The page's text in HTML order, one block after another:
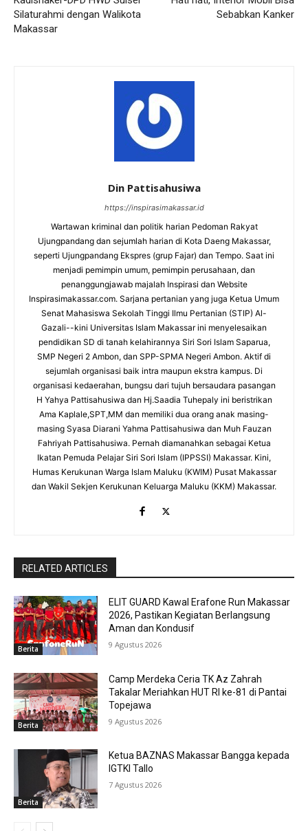
Silaturahmi dengan Walikota
Makassar
Sebabkan Kanker
Din Pattisahusiwa
https://inspirasimakassar.id
Wartawan kriminal dan politik harian Pedoman Rakyat
Ujungpandang dan sejumlah harian di Kota Daeng Makassar,
seperti Ujungpandang Ekspres (grup Fajar) dan Tempo. Saat ini
menjadi pemimpin umum, pemimpin perusahaan, dan
penanggungjawab majalah Inspirasi dan Website
Inspirasimakassar.com. Sarjana pertanian yang juga Ketua Umum
Senat Mahasiswa Sekolah Tinggi Ilmu Pertanian (STIP) Al-
Gazali--kini Universitas Islam Makassar ini menyelesaikan
pendidikan SD di tanah kelahirannya Siri Sori Islam Saparua,
SMP Negeri 2 Ambon, dan SPP-SPMA Negeri Ambon. Aktif di
sejumlah organisasi baik intra maupun ekstra kampus. Di
organisasi kedaerahan, bungsu dari tujuh bersaudara pasangan
H Yahya Pattisahusiwa dan Hj.Saadia Tuhepaly ini beristrikan
Ama Kaplale,SPT,MM dan memiliki dua orang anak masing-
masing Syasa Diarani Yahma Pattisahusiwa dan Muh Fauzan
Fahriyah Pattisahusiwa. Pernah diamanahkan sebagai Ketua
Ikatan Pemuda Pelajar Siri Sori Islam (IPPSSI) Makassar. Kini,
Humas Kerukunan Warga Islam Maluku (KWIM) Pusat Makassar
dan Wakil Sekjen Kerukunan Keluarga Maluku (KKM) Makassar.
RELATED ARTICLES
Berita
ELIT GUARD Kawal Erafone Run Makassar
2026, Pastikan Kegiatan Berlangsung
Aman dan Kondusif
9 Agustus 2026
Berita
Camp Merdeka Ceria TK Az Zahrah
Takalar Meriahkan HUT RI ke-81 di Pantai
Topejawa
9 Agustus 2026
Berita
Ketua BAZNAS Makassar Bangga kepada
IGTKI Tallo
7 Agustus 2026